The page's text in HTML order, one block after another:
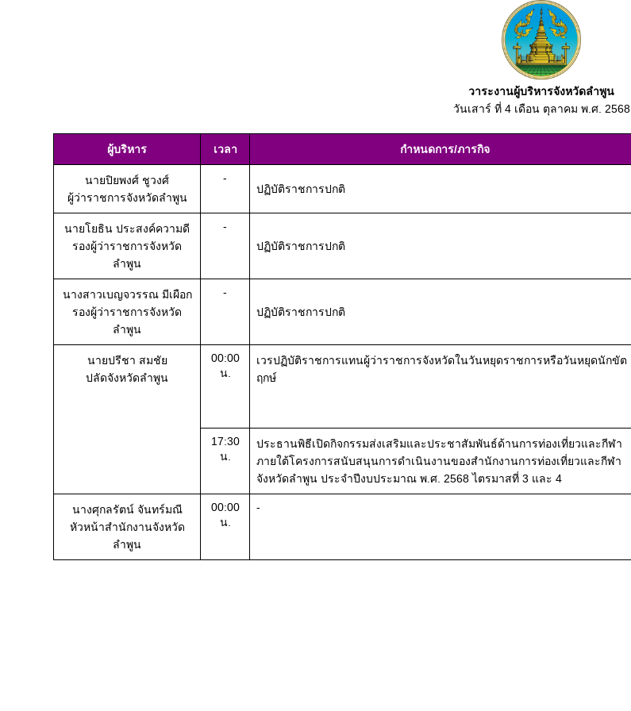
วาระงานผู้บริหารจังหวัดลำพูน
วันเสาร์ ที่ 4 เดือน ตุลาคม พ.ศ. 2568
ผู้บริหาร เวลา กำหนดการ/ภารกิจ
นายปิยพงศ์ ชูวงศ์
ผู้ว่าราชการจังหวัดลำพูน
-
ปฏิบัติราชการปกติ
นายโยธิน ประสงค์ความดี
รองผู้ว่าราชการจังหวัด
ลำพูน
-
ปฏิบัติราชการปกติ
นางสาวเบญจวรรณ มีเผือก
รองผู้ว่าราชการจังหวัด
ลำพูน
-
ปฏิบัติราชการปกติ
นายปรีชา สมชัย
ปลัดจังหวัดลำพูน
00:00
น.
เวรปฏิบัติราชการแทนผู้ว่าราชการจังหวัดในวันหยุดราชการหรือวันหยุดนักขัต
ฤกษ์
17:30
น.
ประธานพิธีเปิดกิจกรรมส่งเสริมและประชาสัมพันธ์ด้านการท่องเที่ยวและกีฬา
ภายใต้โครงการสนับสนุนการดำเนินงานของสำนักงานการท่องเที่ยวและกีฬา
จังหวัดลำพูน ประจำปีงบประมาณ พ.ศ. 2568 ไตรมาสที่ 3 และ 4
นางศุกลรัตน์ จันทร์มณี
หัวหน้าสำนักงานจังหวัด
ลำพูน
00:00
น.
-